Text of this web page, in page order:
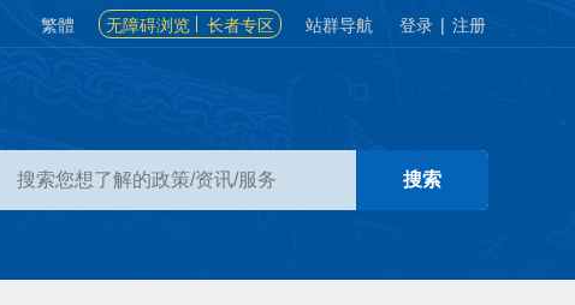
繁體 无障碍浏览 长者专区 站群导航 登录 | 注册